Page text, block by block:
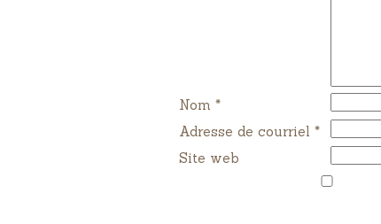
Nom *
Adresse de courriel *
Site web